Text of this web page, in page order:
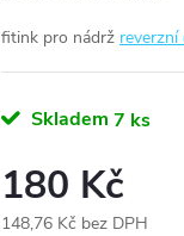
fitink pro nádrž
Skladem 7 ks
180 Kč
148,76 Kč bez DPH